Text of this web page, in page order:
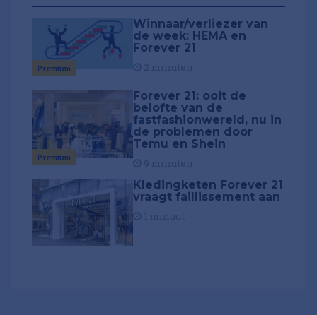
Premium
Winnaar/verliezer van
de week: HEMA en
Forever 21
Premium
Forever 21: ooit de
belofte van de
fastfashionwereld, nu in
de problemen door
Temu en Shein
Kledingketen Forever 21
vraagt faillissement aan